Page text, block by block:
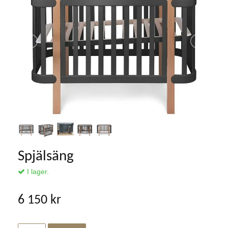
Spjälsäng
I lager.
6 150 kr